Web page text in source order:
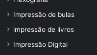
Impressão de bulas
impressão de livros
Impressão Digital